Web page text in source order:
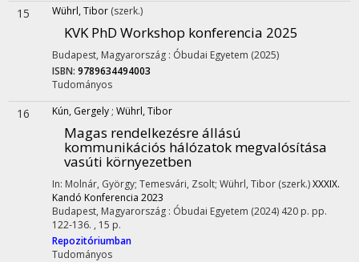
15 Wührl, Tibor (szerk.)
KVK PhD Workshop konferencia 2025
Budapest, Magyarország : Óbudai Egyetem (2025)
ISBN: 9789634494003
Tudományos
16 Kún, Gergely ; Wührl, Tibor
Magas rendelkezésre állású
kommunikációs hálózatok megvalósítása
vasúti környezetben
In: Molnár, György; Temesvári, Zsolt; Wührl, Tibor (szerk.)XXXIX.
Kandó Konferencia 2023
Budapest, Magyarország : Óbudai Egyetem (2024) 420 p. pp.
122-136. , 15 p.
Repozitóriumban
Tudományos